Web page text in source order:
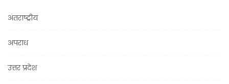
अंतराष्ट्रीय
अपराध
उत्तर प्रदेश